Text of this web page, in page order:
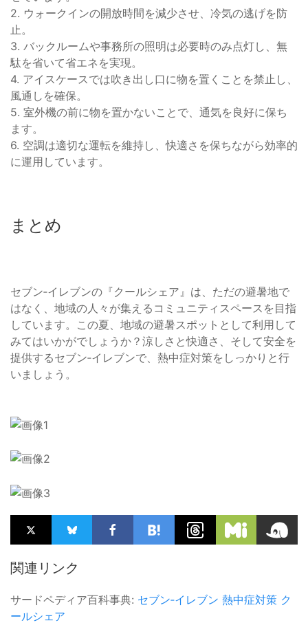
2. ウォークインの開放時間を減少させ、冷気の逃げを防
止。
3. バックルームや事務所の照明は必要時のみ点灯し、無
駄を省いて省エネを実現。
4. アイスケースでは吹き出し口に物を置くことを禁止し、
風通しを確保。
5. 室外機の前に物を置かないことで、通気を良好に保ち
ます。
6. 空調は適切な運転を維持し、快適さを保ちながら効率的
に運用しています。
まとめ
セブン‐イレブンの『クールシェア』は、ただの避暑地で
はなく、地域の人々が集えるコミュニティスペースを目指
しています。この夏、地域の避暑スポットとして利用して
みてはいかがでしょうか？涼しさと快適さ、そして安全を
提供するセブン‐イレブンで、熱中症対策をしっかりと行
いましょう。
関連リンク
サードペディア百科事典: セブン‐イレブン 熱中症対策 ク
ールシェア